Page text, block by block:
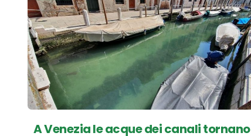
A Venezia le acque dei canali tornano